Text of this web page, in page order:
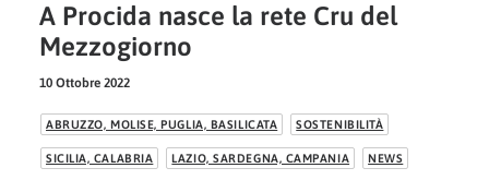
A Procida nasce la rete Cru del
Mezzogiorno
10 Ottobre 2022
ABRUZZO, MOLISE, PUGLIA, BASILICATA SOSTENIBILITÀ
SICILIA, CALABRIA LAZIO, SARDEGNA, CAMPANIA NEWS